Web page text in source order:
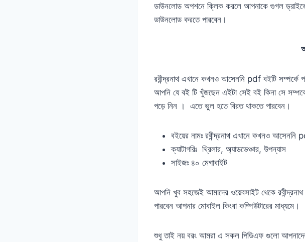
ডাউনলোড অপশনে ক্লিক করলে আপনাকে গুগল
ডাউনলোড করতে পারবেন।
রবীন্দ্রনাথ এখানে কখনও আসেননি pdf বইটি সম্পর্কে
আপনি যে বই টি খুঁজছেন এইটা সেই বই কিনা সে
পড়ে নিন । এতে ভুল হতে বিরত থাকতে পারবেন।
বইয়ের নামঃ রবীন্দ্রনাথ এখানে কখনও আসেননি
ক্যাটাগরিঃ থ্রিলার, অ্যাডভেঞ্চার, উপন্যাস
সাইজঃ ৪০ মেগাবাইট
আপনি খুব সহজেই আমাদের ওয়েবসাইট থেকে
পারবেন আপনার মোবাইল কিংবা কম্পিউটারের মাধ্যমে।
শুধু তাই নয় বরং আমরা এ সকল পিডিএফ গুলো